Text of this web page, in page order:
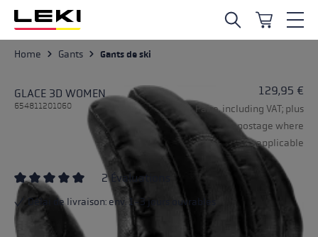
Skip to main content
Home Gants Gants de ski
GLACE 3D WOMEN
654811201060
129,95 €
Paire, including VAT; plus
postage where
applicable
Average rating of 5 out of 5 stars
2 Évaluations
Délai de livraison: env. 1-3 jours ouvrables